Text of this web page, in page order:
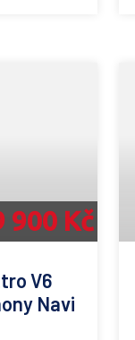
900 Kč
V6
Navi